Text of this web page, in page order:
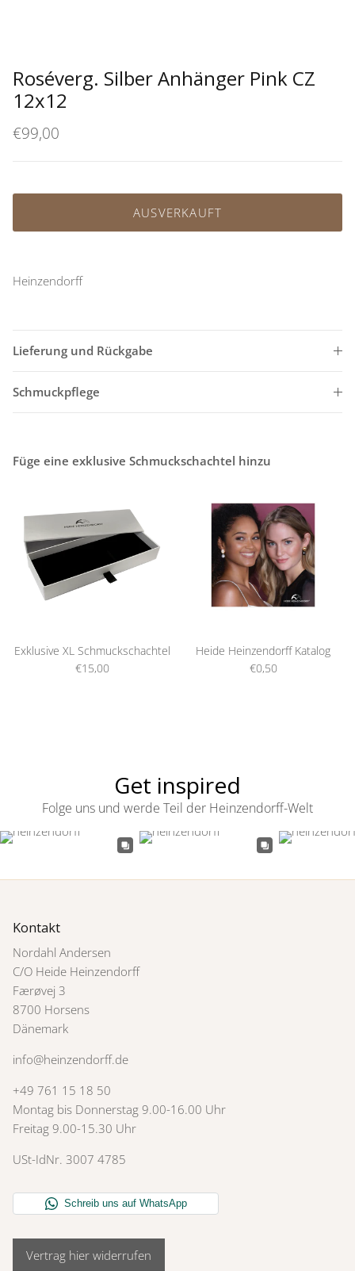
Roséverg. Silber Anhänger Pink CZ
12x12
€99,00
AUSVERKAUFT
Heinzendorff
Lieferung und Rückgabe
Schmuckpflege
Füge eine exklusive Schmuckschachtel hinzu
Exklusive XL Schmuckschachtel
€15,00
Heide Heinzendorff Katalog
€0,50
Get inspired
Folge uns und werde Teil der Heinzendorff-Welt
Kontakt
Nordahl Andersen
C/O Heide Heinzendorff
Færøvej 3
8700 Horsens
Dänemark
info@heinzendorff.de
+49 761 15 18 50
Montag bis Donnerstag 9.00-16.00 Uhr
Freitag 9.00-15.30 Uhr
USt-IdNr. 3007 4785
Vertrag hier widerrufen